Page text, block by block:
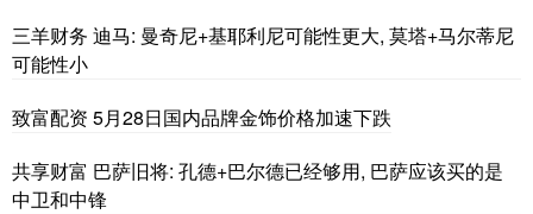
三羊财务 迪马: 曼奇尼+基耶利尼可能性更大, 莫塔+马尔蒂尼
可能性小
致富配资 5月28日国内品牌金饰价格加速下跌
共享财富 巴萨旧将: 孔德+巴尔德已经够用, 巴萨应该买的是
中卫和中锋